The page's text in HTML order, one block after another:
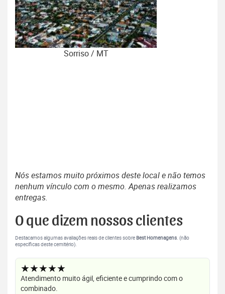
Sorriso / MT
Nós estamos muito próximos deste local e não temos
nenhum vínculo com o mesmo. Apenas realizamos
entregas.
O que dizem nossos clientes
Destacamos algumas avaliações reais de clientes sobreBest Homenagens. (não
específicas deste cemitério).
★★★★★
Atendimento muito ágil, eficiente e cumprindo com o
combinado.